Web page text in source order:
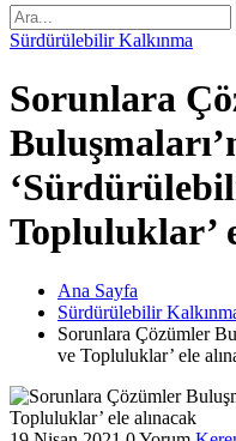
Sürdürülebilir Kalkınma
Sorunlara
Topluluklar’
Ana Sayfa
Sürdürülebilir
Sorunlara Çözümler
ve Topluluklar’ ele